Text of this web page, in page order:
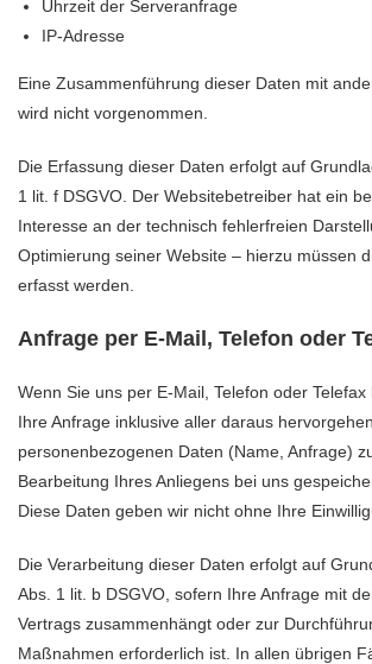
Uhrzeit der Serveranfrage
IP-Adresse
Eine Zusammenführung dieser Daten mit
wird nicht vorgenommen.
Die Erfassung dieser Daten erfolgt auf
1 lit. f DSGVO. Der Websitebetreiber hat ein
Interesse an der technisch fehlerfreien
Optimierung seiner Website – hierzu müssen
erfasst werden.
Anfrage per E-Mail, Telefon oder
Wenn Sie uns per E-Mail, Telefon oder
Ihre Anfrage inklusive aller daraus
personenbezogenen Daten (Name, Anfrage)
Bearbeitung Ihres Anliegens bei uns
Diese Daten geben wir nicht ohne Ihre
Die Verarbeitung dieser Daten erfolgt auf
Abs. 1 lit. b DSGVO, sofern Ihre Anfrage mit
Vertrags zusammenhängt oder zur
Maßnahmen erforderlich ist. In allen übrigen